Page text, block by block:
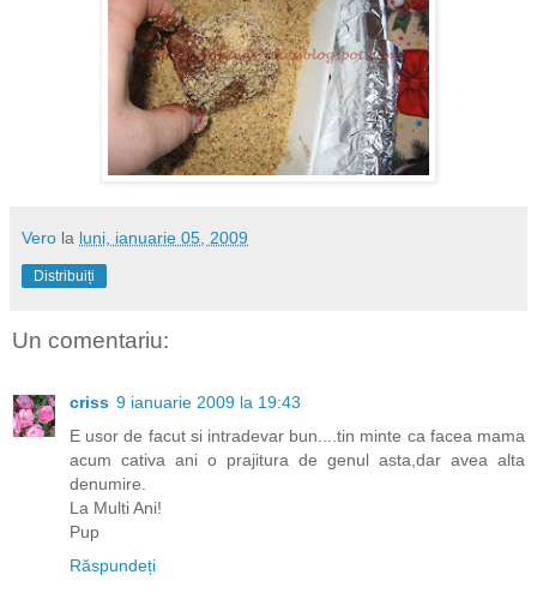
Vero la luni, ianuarie 05, 2009
Distribuiți
Un comentariu:
criss 9 ianuarie 2009 la 19:43
E usor de facut si intradevar bun....tin minte ca facea mama
acum cativa ani o prajitura de genul asta,dar avea alta
denumire.
La Multi Ani!
Pup
Răspundeți